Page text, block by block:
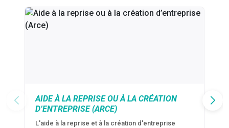
AIDE À LA REPRISE OU À LA CRÉATION
D’ENTREPRISE (ARCE)
L'aide à la reprise et à la création d'entreprise